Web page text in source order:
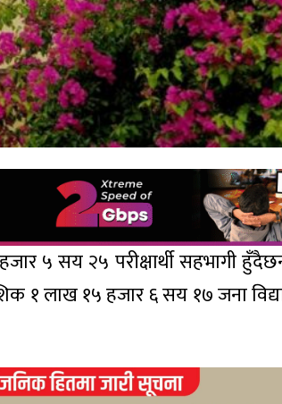
५ सय २५ परीक्षार्थी सहभागी
१ लाख १५ हजार ६ सय १७ जना